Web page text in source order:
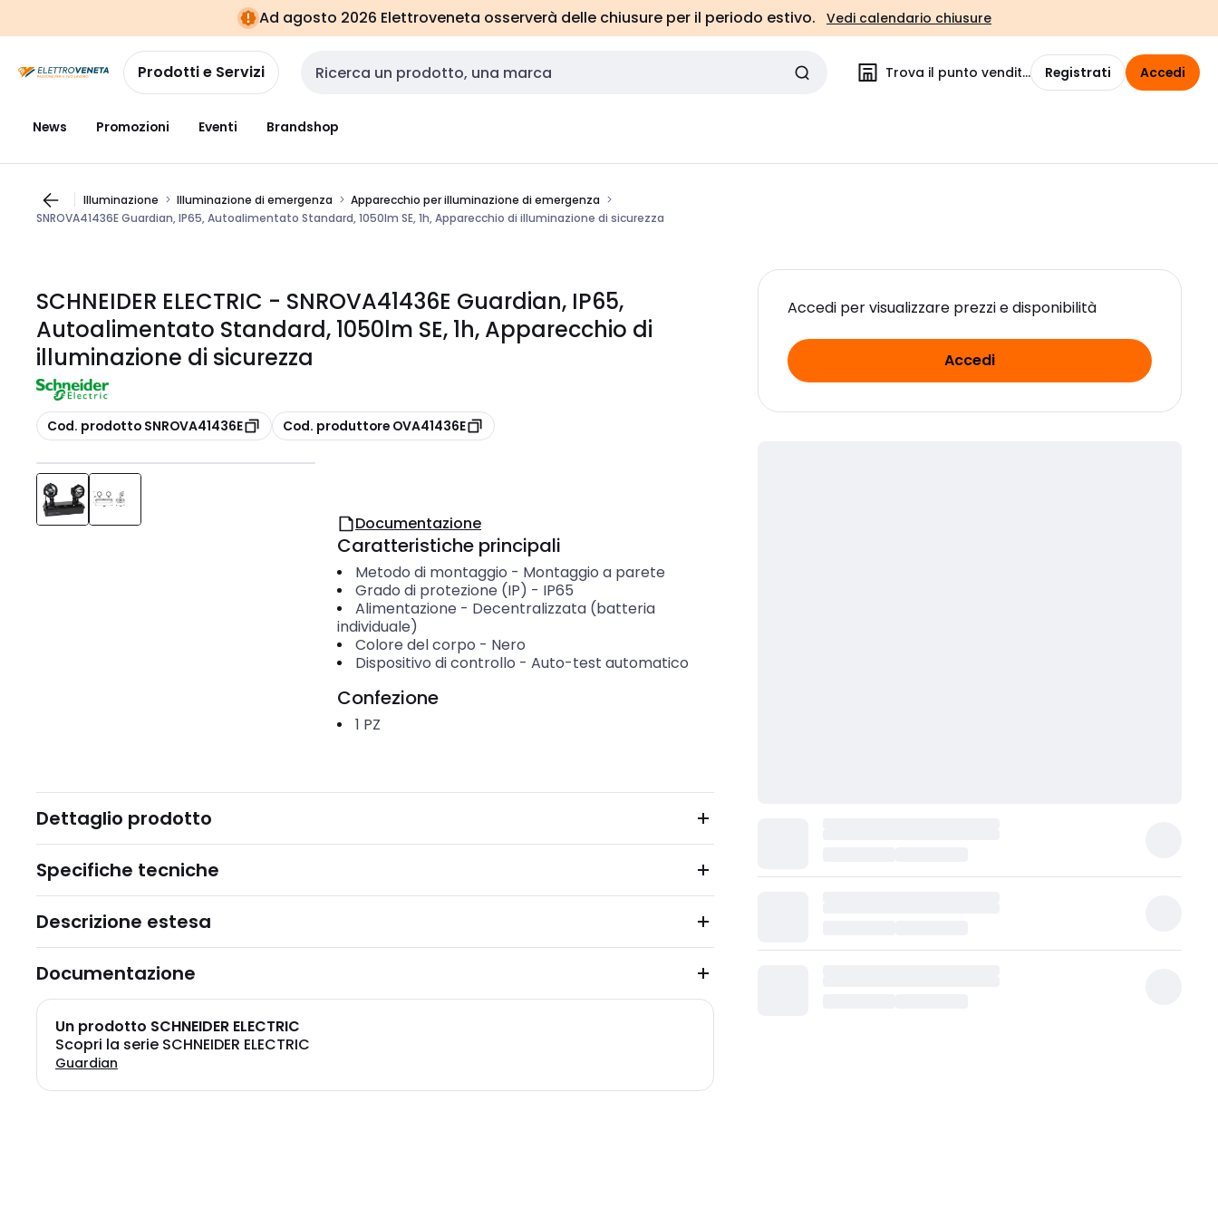
navigazionealla
pagina
Ad agosto 2026 Elettroveneta osserverà delle chiusure per il periodo estivo. Vedi calendario chiusure
Prodotti e Servizi Cerca input Trova il punto vendita Registrati Accedi
News Promozioni Eventi Brandshop
Illuminazione Illuminazione di emergenza
Apparecchio per illuminazione di emergenza
SNROVA41436E Guardian, IP65, Autoalimentato Standard, 1050lm SE, 1h, Apparecchio di illuminazione di sicurezza
SCHNEIDER ELECTRIC - SNROVA41436E Guardian, IP65,
Autoalimentato Standard, 1050lm SE, 1h, Apparecchio di
illuminazione di sicurezza
copia
Cod. prodotto SNROVA41436E copia
Cod. produttore OVA41436E
Accedi per visualizzare prezzi e disponibilità
Accedi
Documentazione
Caratteristiche principali
Metodo di montaggio - Montaggio a parete
Grado di protezione (IP) - IP65
Alimentazione - Decentralizzata (batteria
individuale)
Colore del corpo - Nero
Dispositivo di controllo - Auto-test automatico
Confezione
1 PZ
Dettaglio prodotto
Specifiche tecniche
Descrizione estesa
Documentazione
Un prodotto SCHNEIDER ELECTRIC
Scopri la serie SCHNEIDER ELECTRIC
Guardian